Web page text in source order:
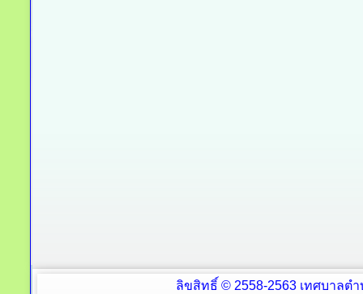
ลิขสิทธิ์ © 2558-2563 เทศบาลต